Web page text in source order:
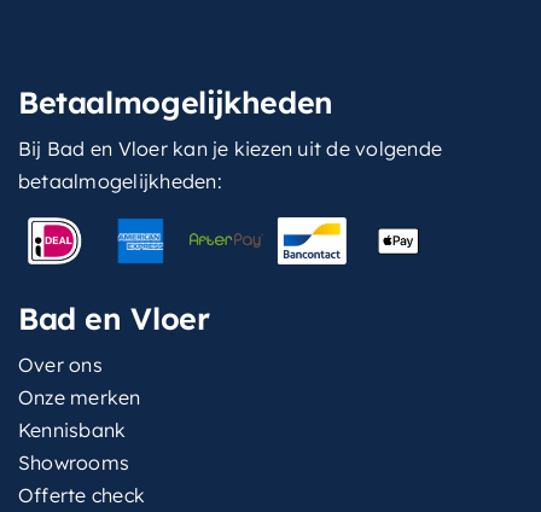
Betaalmogelijkheden
Bij Bad en Vloer kan je kiezen uit de volgende
betaalmogelijkheden:
Bad en Vloer
Over ons
Onze merken
Kennisbank
Showrooms
Offerte check